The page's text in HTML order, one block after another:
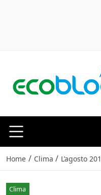
Home / Clima / L’agosto
Clima